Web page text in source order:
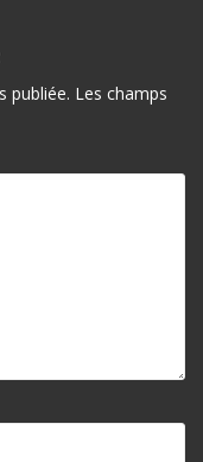
publiée. Les champs